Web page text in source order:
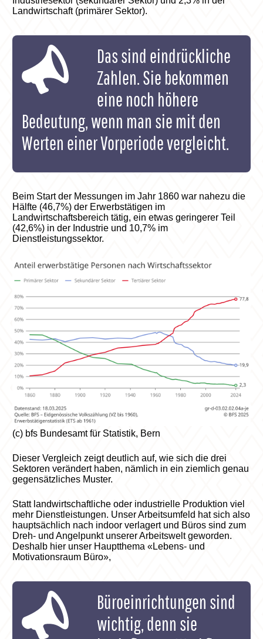
Landwirtschaft (primärer Sektor).
Das sind eindrückliche
Zahlen. Sie bekommen
eine noch höhere
Bedeutung, wenn man sie mit den
Werten einer Vorperiode vergleicht.
Beim Start der Messungen im Jahr 1860 war nahezu die
Hälfte (46,7%) der Erwerbstätigen im
Landwirtschaftsbereich tätig, ein etwas geringerer Teil
(42,6%) in der Industrie und 10,7% im
Dienstleistungssektor.
(c) bfs Bundesamt für Statistik, Bern
Dieser Vergleich zeigt deutlich auf, wie sich die drei
Sektoren verändert haben, nämlich in ein ziemlich genau
gegensätzliches Muster.
Statt landwirtschaftliche oder industrielle Produktion viel
mehr Dienstleistungen. Unser Arbeitsumfeld hat sich also
hauptsächlich nach indoor verlagert und Büros sind zum
Dreh- und Angelpunkt unserer Arbeitswelt geworden.
Deshalb hier unser Hauptthema «Lebens- und
Motivationsraum Büro»,
Büroeinrichtungen sind
wichtig, denn sie